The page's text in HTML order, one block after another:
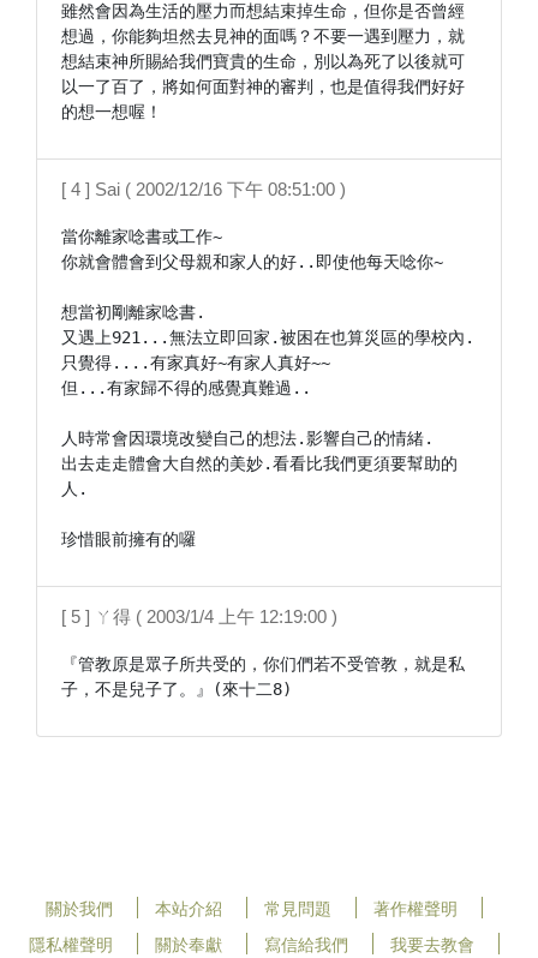
雖然會因為生活的壓力而想結束掉生命，但你是否曾經
想過，你能夠坦然去見神的面嗎？不要一遇到壓力，就
想結束神所賜給我們寶貴的生命，別以為死了以後就可
以一了百了，將如何面對神的審判，也是值得我們好好
的想一想喔！
[ 4 ] Sai ( 2002/12/16 下午 08:51:00 )
當你離家唸書或工作~
你就會體會到父母親和家人的好..即使他每天唸你~
想當初剛離家唸書.
又遇上921...無法立即回家.被困在也算災區的學校內.
只覺得....有家真好~有家人真好~~
但...有家歸不得的感覺真難過..
人時常會因環境改變自己的想法.影響自己的情緒.
出去走走體會大自然的美妙.看看比我們更須要幫助的
人.
珍惜眼前擁有的囉
[ 5 ] ㄚ得 ( 2003/1/4 上午 12:19:00 )
『管教原是眾子所共受的，你们們若不受管教，就是私
子，不是兒子了。』(來十二8)
關於我們 本站介紹 常見問題
著作權聲明
隱私權聲明
關於奉獻 寫信給我們 我要去教會